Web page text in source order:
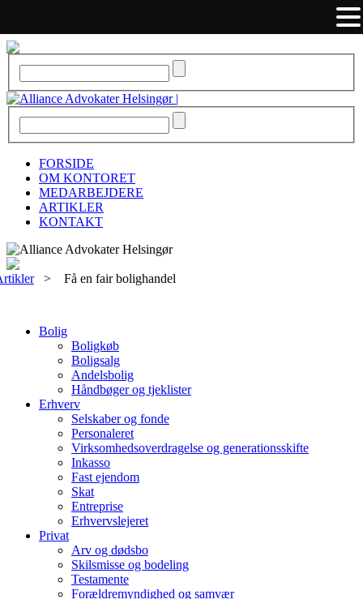
FORSIDE
OM KONTORET
MEDARBEJDERE
ARTIKLER
KONTAKT
> Få en fair bolighandel
Bolig
Boligkøb
Boligsalg
Andelsbolig
Håndbøger og tjeklister
Erhverv
Selskaber og fonde
Personaleret
Virksomhedsoverdragelse og generationsskifte
Inkasso
Fast ejendom
Skat
Entreprise
Erhvervslejeret
Privat
Arv og dødsbo
Skilsmisse og bodeling
Testamente
Forældremyndighed og samvær